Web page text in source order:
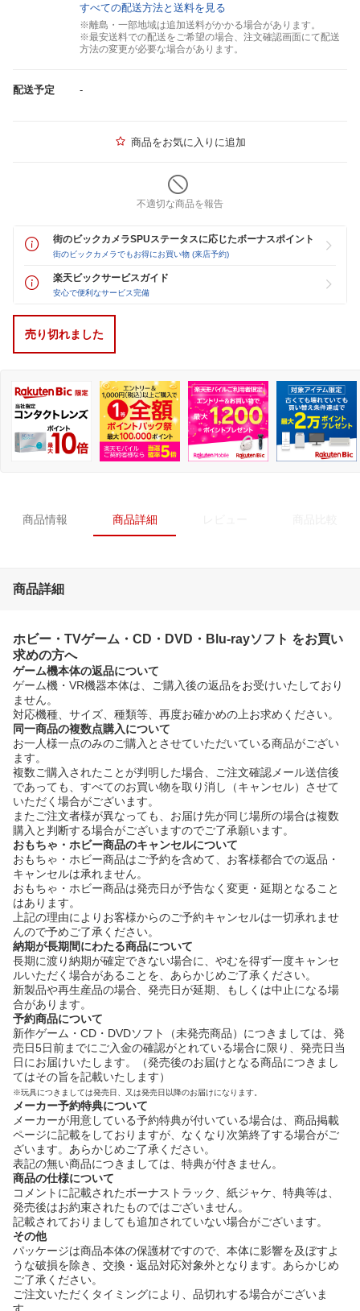
すべての配送方法と送料を見る
※離島・一部地域は追加送料がかかる場合があります。
※最安送料での配送をご希望の場合、注文確認画面にて配送
方法の変更が必要な場合があります。
配送予定 -
商品をお気に入りに追加
不適切な商品を報告
街のビックカメラSPUステータスに応じたボーナスポイント
街のビックカメラでもお得にお買い物 (来店予約)
楽天ビックサービスガイド
安心で便利なサービス完備
売り切れました
商品情報 商品詳細
商品詳細
ホビー・TVゲーム・CD・DVD・Blu-rayソフト をお買い
求めの方へ
ゲーム機本体の返品について
ゲーム機・VR機器本体は、ご購入後の返品をお受けいたしており
ません。
対応機種、サイズ、種類等、再度お確かめの上お求めください。
同一商品の複数点購入について
お一人様一点のみのご購入とさせていただいている商品がござい
ます。
複数ご購入されたことが判明した場合、ご注文確認メール送信後
であっても、すべてのお買い物を取り消し（キャンセル）させて
いただく場合がございます。
またご注文者様が異なっても、お届け先が同じ場所の場合は複数
購入と判断する場合がございますのでご了承願います。
おもちゃ・ホビー商品のキャンセルについて
おもちゃ・ホビー商品はご予約を含めて、お客様都合での返品・
キャンセルは承れません。
おもちゃ・ホビー商品は発売日が予告なく変更・延期となること
はあります。
上記の理由によりお客様からのご予約キャンセルは一切承れませ
んので予めご了承ください。
納期が長期間にわたる商品について
長期に渡り納期が確定できない場合に、やむを得ず一度キャンセ
ルいただく場合があることを、あらかじめご了承ください。
新製品や再生産品の場合、発売日が延期、もしくは中止になる場
合があります。
予約商品について
新作ゲーム・CD・DVDソフト（未発売商品）につきましては、発
売日5日前までにご入金の確認がとれている場合に限り、発売日当
日にお届けいたします。（発売後のお届けとなる商品につきまし
てはその旨を記載いたします）
※玩具につきましては発売日、又は発売日以降のお届けになります。
メーカー予約特典について
メーカーが用意している予約特典が付いている場合は、商品掲載
ページに記載をしておりますが、なくなり次第終了する場合がご
ざいます。あらかじめご了承ください。
表記の無い商品につきましては、特典が付きません。
商品の仕様について
コメントに記載されたボーナストラック、紙ジャケ、特典等は、
発売後はお約束されたものではございません。
記載されておりましても追加されていない場合がございます。
その他
パッケージは商品本体の保護材ですので、本体に影響を及ぼすよ
うな破損を除き、交換・返品対応対象外となります。あらかじめ
ご了承ください。
ご注文いただくタイミングにより、品切れする場合がございま
す。